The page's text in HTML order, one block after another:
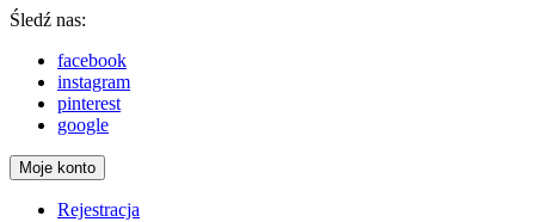
Śledź nas:
facebook
instagram
pinterest
google
Moje konto
Rejestracja